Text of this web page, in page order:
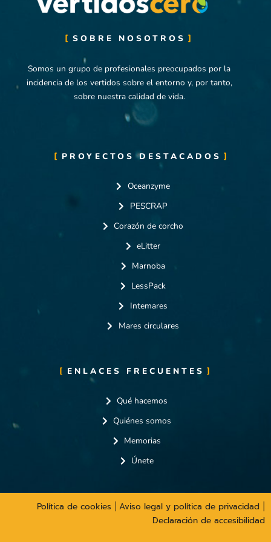
k a n
SOBRE NOSOTROS
Somos un grupo de profesionales preocupados por la
incidencia de los vertidos sobre el entorno y, por tanto,
sobre nuestra calidad de vida.
PROYECTOS DESTACADOS
Oceanzyme
PESCRAP
Corazón de corcho
eLitter
Marnoba
LessPack
Intemares
Mares circulares
ENLACES FRECUENTES
Qué hacemos
Quiénes somos
Memorias
Únete
Política de cookies Aviso legal y política de privacidad
Declaración de accesibilidad